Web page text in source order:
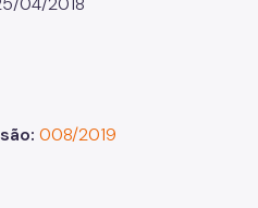
008/2019